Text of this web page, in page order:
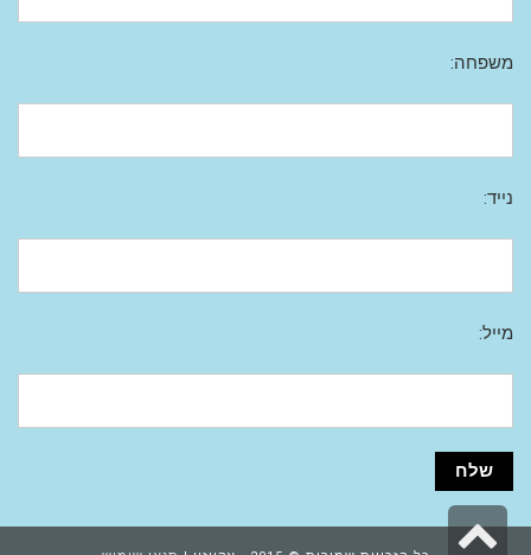
משפחה:
נייד:
מייל:
גלילה